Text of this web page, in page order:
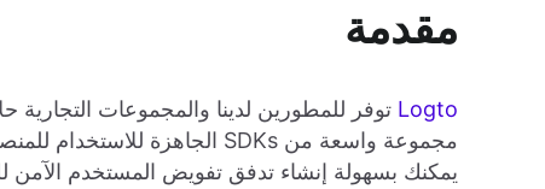
مقدمة
Logto
يمكنك بسهولة إنشاء تدفق تفويض المستخدم